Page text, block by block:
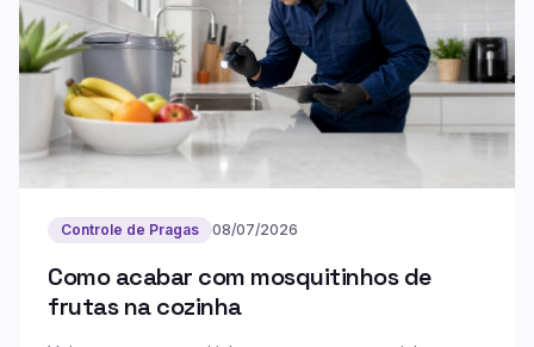
Controle de Pragas 08/07/2026
Como acabar com mosquitinhos de
frutas na cozinha